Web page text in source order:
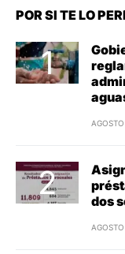
POR SI TE LO
dos